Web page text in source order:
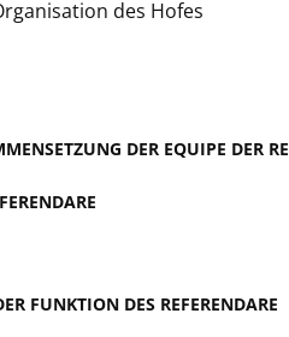
des Hofes
DER EQUIPE DER
FUNKTION DES REFERENDARE